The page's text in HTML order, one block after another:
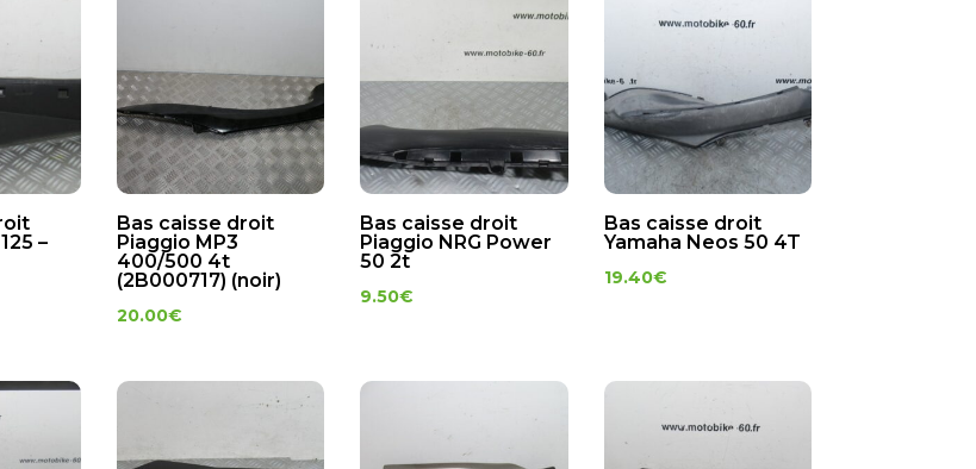
–
Bas caisse droit
Piaggio MP3
400/500 4t
(2B000717) (noir)
20.00€
Bas caisse droit
Piaggio NRG Power
50 2t
9.50€
Bas caisse droit
Yamaha Neos 50 4T
19.40€